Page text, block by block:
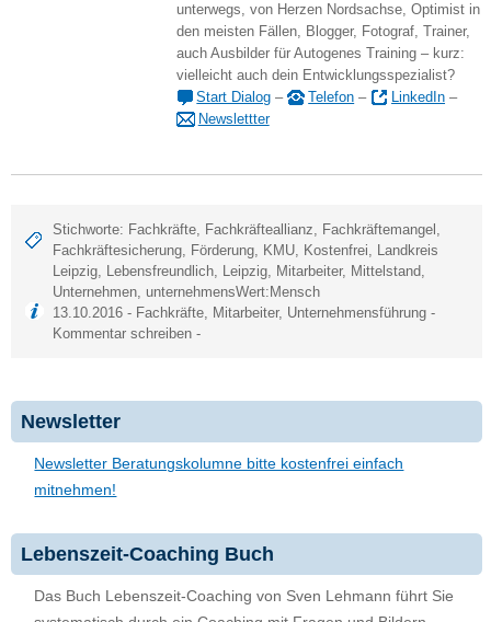
unterwegs, von Herzen Nordsachse, Optimist in
den meisten Fällen, Blogger, Fotograf, Trainer,
auch Ausbilder für Autogenes Training – kurz:
vielleicht auch dein Entwicklungsspezialist?
Start Dialog – Telefon – LinkedIn –
Newslettter
Stichworte: Fachkräfte Fachkräfteallianz Fachkräftemangel
Fachkräftesicherung
Förderung KMU Kostenfrei
Landkreis
Leipzig
Lebensfreundlich Leipzig Mitarbeiter, Mittelstand
Unternehmen unternehmensWert:Mensch
13.10.2016 - Fachkräfte Mitarbeiter, Unternehmensführung -
Kommentar schreiben -
Newsletter
Newsletter Beratungskolumne bitte kostenfrei einfach
mitnehmen!
Lebenszeit-Coaching Buch
Das Buch Lebenszeit-Coaching von Sven Lehmann führt Sie